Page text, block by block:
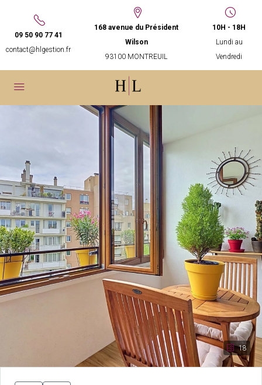
09 50 90 77 41
contact@hlgestion.fr
168 avenue du Président
Wilson
93100 MONTREUIL
10H - 18H
Lundi au
Vendredi
18